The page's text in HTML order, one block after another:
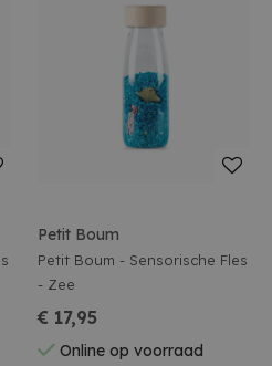
Petit Boum
Petit Boum - Sensorische Fles
- Zee
€ 17,95
Online op voorraad